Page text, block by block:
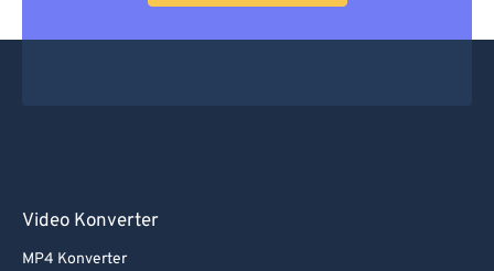
Video Konverter
MP4 Konverter